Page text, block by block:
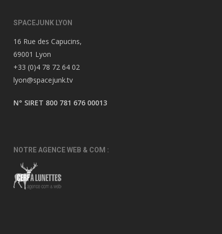
SPACEJUNK LYON
16 Rue des Capucins,
69001 Lyon
+33 (0)4 78 72 64 02
lyon@spacejunk.tv
N° SIRET 800 781 676 00013
NOTRE AGENCE WEB & COM :